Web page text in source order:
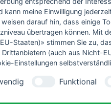
kann meine Einwilligung
darauf hin, dass einige
übertragen können. Mit
Staaten)» stimmen Sie zu,
(auch aus Nicht-
Einstellungen
Funktional